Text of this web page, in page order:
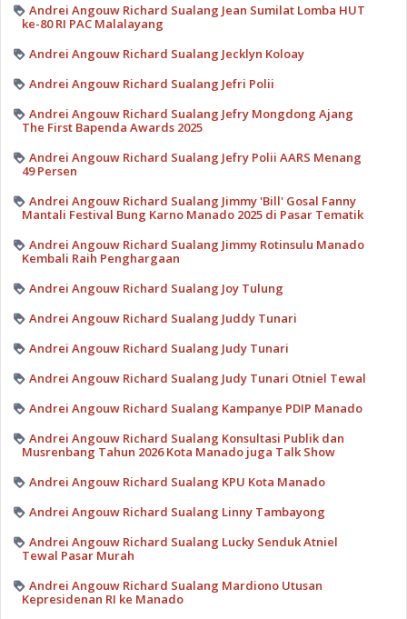
Andrei Angouw Richard Sualang Jean Sumilat Lomba HUT
ke-80 RI PAC Malalayang
Andrei Angouw Richard Sualang Jecklyn Koloay
Andrei Angouw Richard Sualang Jefri Polii
Andrei Angouw Richard Sualang Jefry Mongdong Ajang
The First Bapenda Awards 2025
Andrei Angouw Richard Sualang Jefry Polii AARS Menang
49 Persen
Andrei Angouw Richard Sualang Jimmy 'Bill' Gosal Fanny
Mantali Festival Bung Karno Manado 2025 di Pasar Tematik
Andrei Angouw Richard Sualang Jimmy Rotinsulu Manado
Kembali Raih Penghargaan
Andrei Angouw Richard Sualang Joy Tulung
Andrei Angouw Richard Sualang Juddy Tunari
Andrei Angouw Richard Sualang Judy Tunari
Andrei Angouw Richard Sualang Judy Tunari Otniel Tewal
Andrei Angouw Richard Sualang Kampanye PDIP Manado
Andrei Angouw Richard Sualang Konsultasi Publik dan
Musrenbang Tahun 2026 Kota Manado juga Talk Show
Andrei Angouw Richard Sualang KPU Kota Manado
Andrei Angouw Richard Sualang Linny Tambayong
Andrei Angouw Richard Sualang Lucky Senduk Atniel
Tewal Pasar Murah
Andrei Angouw Richard Sualang Mardiono Utusan
Kepresidenan RI ke Manado